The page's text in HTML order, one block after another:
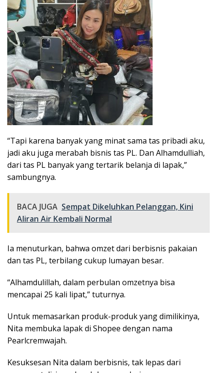
“Tapi karena banyak yang minat sama tas pribadi aku,
jadi aku juga merabah bisnis tas PL. Dan Alhamdulliah,
dari tas PL banyak yang tertarik belanja di lapak,”
sambungnya.
BACA JUGA Sempat Dikeluhkan Pelanggan, Kini
Aliran Air Kembali Normal
Ia menuturkan, bahwa omzet dari berbisnis pakaian
dan tas PL, terbilang cukup lumayan besar.
“Alhamdulillah, dalam perbulan omzetnya bisa
mencapai 25 kali lipat,” tuturnya.
Untuk memasarkan produk-produk yang dimilikinya,
Nita membuka lapak di Shopee dengan nama
Pearlcremwajah.
Kesuksesan Nita dalam berbisnis, tak lepas dari